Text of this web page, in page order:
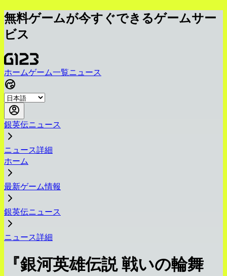
無料ゲームが今すぐできるゲームサー
ビス
ホームゲーム一覧ニュース
銀英伝ニュース
ニュース詳細
ホーム
最新ゲーム情報
銀英伝ニュース
ニュース詳細
『銀河英雄伝説 戦いの輪舞